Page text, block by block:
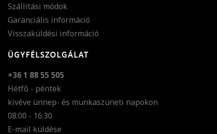
Szállítási módok
Garanciális információ
Visszaküldési információ
ÜGYFÉLSZOLGÁLAT
+36 1 88 55 505
Hétfő - péntek
kivéve ünnep- és munkaszüneti napokon
08:00 - 16:30
E-mail küldése